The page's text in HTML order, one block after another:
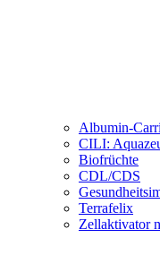
Albumin-
CILI:
Biofrüchte
CDL/CDS
Terrafelix
Zellaktivator